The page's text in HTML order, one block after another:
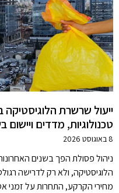
ייעול שרשרת
טכנולוגיות, מדדים
8 באוגוסט 2026
ניהול פסולת הפך בשנים
הלוגיסטיקה, ולא רק לדרישה
מחירי הקרקע, התחרות על זמני